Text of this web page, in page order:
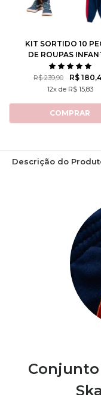
8 12
KIT SORTIDO 10
DE ROUPAS
MASCULINO
CASACOS + 5
R$ 239,90 R$
12x de R$ 15,83
COMPRAR
Descrição do